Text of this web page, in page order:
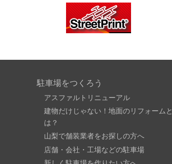
駐車場をつくろう
アスファルトリニューアル
建物だけじゃない！地面のリフォームと
は？
山梨で舗装業者をお探しの方へ
店舗・会社・工場などの駐車場